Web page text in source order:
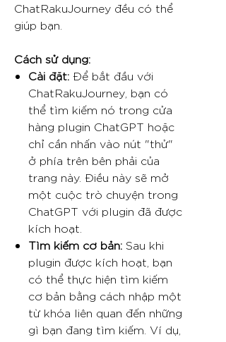
ChatRakuJourney đều có thể
giúp bạn.
Cách sử dụng:
Cài đặt: Để bắt đầu với
ChatRakuJourney, bạn có
thể tìm kiếm nó trong cửa
hàng plugin ChatGPT hoặc
chỉ cần nhấn vào nút "thử"
ở phía trên bên phải của
trang này. Điều này sẽ mở
một cuộc trò chuyện trong
ChatGPT với plugin đã được
kích hoạt.
Tìm kiếm cơ bản: Sau khi
plugin được kích hoạt, bạn
có thể thực hiện tìm kiếm
cơ bản bằng cách nhập một
từ khóa liên quan đến những
gì bạn đang tìm kiếm. Ví dụ,